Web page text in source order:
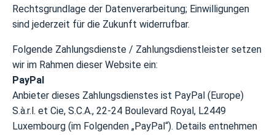
Rechtsgrundlage der Datenverarbeitung; Einwilligungen
sind jederzeit für die Zukunft widerrufbar.
Folgende Zahlungsdienste / Zahlungsdienstleister setzen
wir im Rahmen dieser Website ein:
PayPal
Anbieter dieses Zahlungsdienstes ist PayPal (Europe)
S.à.r.l. et Cie, S.C.A., 22-24 Boulevard Royal, L2449
Luxembourg (im Folgenden „PayPal“). Details entnehmen